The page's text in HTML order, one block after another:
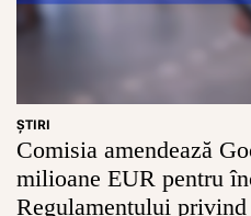
ŞTIRI
Comisia amendează
milioane EUR pentru
Regulamentului